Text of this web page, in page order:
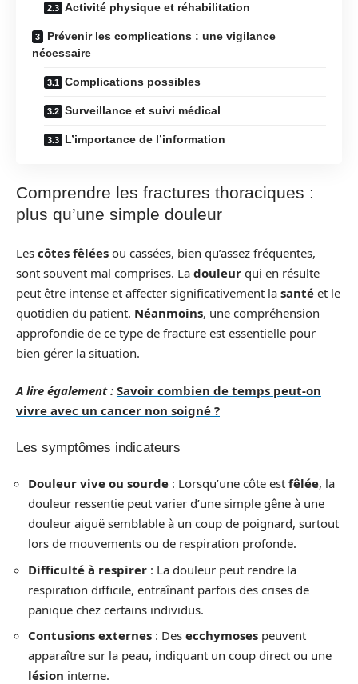
Activité physique et réhabilitation
Prévenir les complications : une vigilance
nécessaire
Complications possibles
Surveillance et suivi médical
L’importance de l’information
Comprendre les fractures thoraciques :
plus qu’une simple douleur
Les côtes fêlées ou cassées, bien qu’assez fréquentes,
sont souvent mal comprises. La douleur qui en résulte
peut être intense et affecter significativement la santé et le
quotidien du patient. Néanmoins, une compréhension
approfondie de ce type de fracture est essentielle pour
bien gérer la situation.
A lire également : Savoir combien de temps peut-on
vivre avec un cancer non soigné ?
Les symptômes indicateurs
Douleur vive ou sourde : Lorsqu’une côte est fêlée, la
douleur ressentie peut varier d’une simple gêne à une
douleur aiguë semblable à un coup de poignard, surtout
lors de mouvements ou de respiration profonde.
Difficulté à respirer : La douleur peut rendre la
respiration difficile, entraînant parfois des crises de
panique chez certains individus.
Contusions externes : Des ecchymoses peuvent
apparaître sur la peau, indiquant un coup direct ou une
lésion interne.